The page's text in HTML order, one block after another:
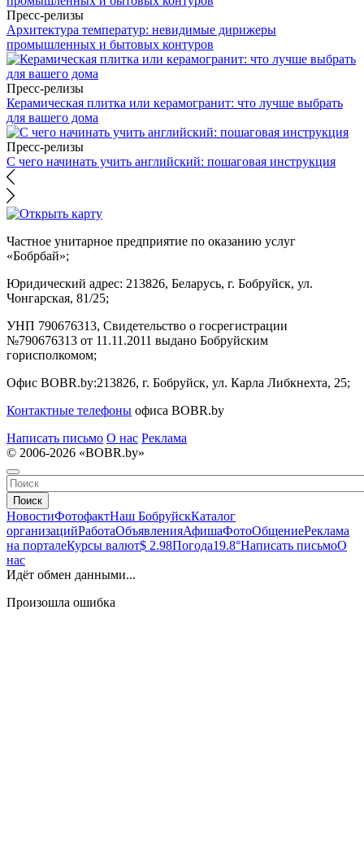
Пресс-релизы
Архитектура температур: невидимые дирижеры
промышленных и бытовых контуров
Пресс-релизы
Керамическая плитка или керамогранит: что лучше выбрать
для вашего дома
Пресс-релизы
С чего начинать учить английский: пошаговая инструкция
Частное унитарное предприятие по оказанию услуг
«Бобрбай»;
Юридический адрес: 213826, Беларусь, г. Бобруйск, ул.
Чонгарская, 81/25;
УНП 790676313, Свидетельство о госрегистрации
№790676313 от 11.11.2011 выдано Бобруйским
горисполкомом;
Офис BOBR.by:213826, г. Бобруйск, ул. Карла Либкнехта, 25;
Контактные телефоны офиса BOBR.by
Написать письмо О нас Реклама
© 2006-2026 «BOBR.by»
Поиск
НовостиФотофактНаш БобруйскКаталог
организацийРаботаОбъявленияАфишаФотоОбщениеРеклама
на порталеКурсы валют$ 2.98Погода19.8°Написать письмоО
нас
Идёт обмен данными...
Произошла ошибка